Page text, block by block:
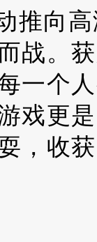
推向
战。
一个
戏更
，收